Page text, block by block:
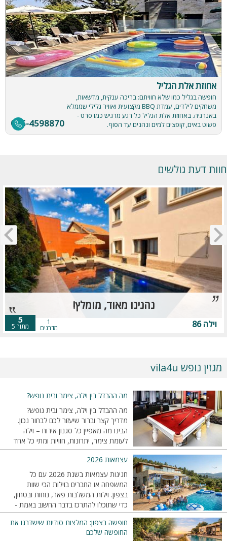
אחוזת אלת הגליל
חופשה בגליל כמו שלא חוויתם: בריכה ענקית, מדשאות,
משחקים לילדים, עמדת BBQ מקצועית ואוויר גלילי שממלא
באנרגיה. באחוזת אלת הגליל כל רגע מרגיש כמו סרט -
פשוט באים, קופצים למים ונהנים עד הסוף.
055-4598870
חוות דעת גולשים
נהנינו מאוד, מומלץ!
וילה 86 1
מדרגים
5
מתוך 5
מגזין נופש vila4u
מה ההבדל בין וילה, צימר ובית נופש?
מה ההבדל בין וילה, צימר ובית נופש?
מדריך קצר וברור שיעזור לכם לבחור נכון.
הבינו מה מאפיין כל סגנון אירוח – וילה
לעומת צימר, יתרונות, חוויות ומתי כל אחד
מתאים.
עצמאות 2026
חגיגות עצמאות בשנת 2026 עם כל
המשפחה או החברים בוילות הכי שוות
בצפון. וילות המשלבות פאר, נוחות ובטחון,
כדי שתוכלו להתרכז בדבר החשוב באמת -
להיות יחד.
חופשה בצפון: המלצות סודיות שישדרגו את
החופשה שלכם